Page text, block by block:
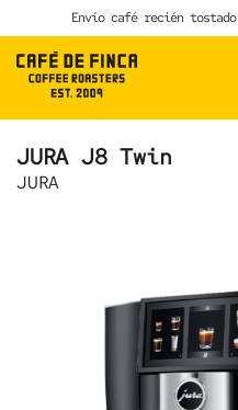
to
content
Envío café recién
JURA J8 Twin
JURA